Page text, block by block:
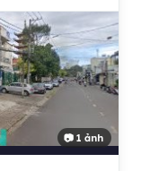
📷 1 ảnh